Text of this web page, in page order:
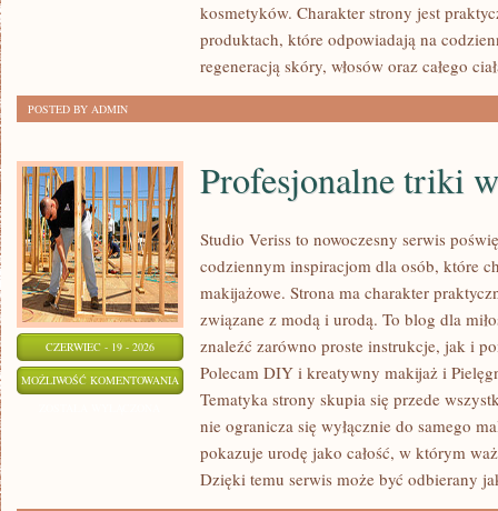
SAMkosmetyków. Charakter strony jest
produktach, które odpowiadają na
regeneracją skóry, włosów oraz całego
POSTED BY ADMIN
CZERWIEC - 19 - 2026
MOŻLIWOŚĆ KOMENTOWANIA PROFESJONALNE
TRIKI
WIZAŻYSTÓW
Profesjonalne triki
Studio Veriss to nowoczesny serwis
codziennym inspiracjom dla osób, które
makijażowe. Strona ma charakter
związane z modą i urodą. To blog dla
znaleźć zarówno proste instrukcje, jak i
Polecam DIY i kreatywny makijaż i
Tematyka strony skupia się przede
nie ogranicza się wyłącznie do samego
pokazuje urodę jako całość, w którym
Dzięki temu serwis może być odbierany